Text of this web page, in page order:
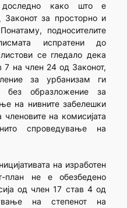
доследно како што е
за просторно и
подносителите
испратени до
се гледало дека
7 на член 24 од Законот,
за урбанизам ги
без образложение за
на нивните забелешки
на комисијата
спроведување на
на изработен
не е обезбедено
од член 17 став 4 од
на степенот на